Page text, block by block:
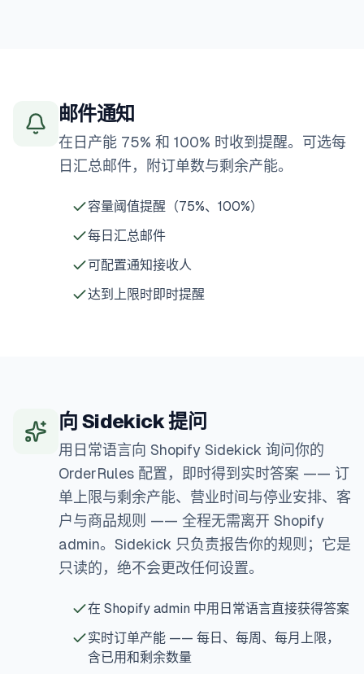
邮件通知
在日产能 75% 和 100% 时收到提醒。可选每
日汇总邮件，附订单数与剩余产能。
容量阈值提醒（75%、100%）
每日汇总邮件
可配置通知接收人
达到上限时即时提醒
向 Sidekick 提问
用日常语言向 Shopify Sidekick 询问你的
OrderRules 配置，即时得到实时答案 —— 订
单上限与剩余产能、营业时间与停业安排、客
户与商品规则 —— 全程无需离开 Shopify
admin。Sidekick 只负责报告你的规则；它是
只读的，绝不会更改任何设置。
在 Shopify admin 中用日常语言直接获得答案
实时订单产能 —— 每日、每周、每月上限，
含已用和剩余数量